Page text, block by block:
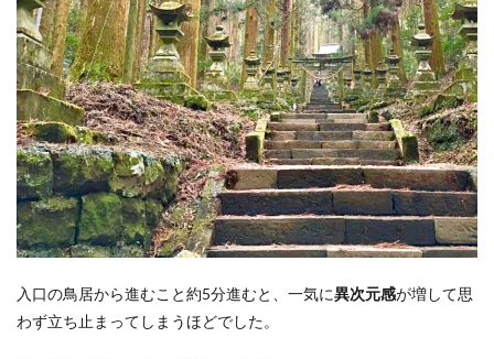
入口の鳥居から進むこと約5分進むと、一気に異次元感が増して思
わず立ち止まってしまうほどでした。